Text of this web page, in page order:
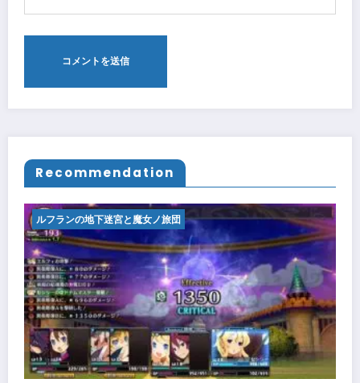
Recommendation
ルフランの地下迷宮と魔女ノ旅団